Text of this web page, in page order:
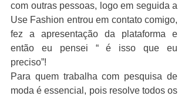
com outras pessoas, logo em seguida a
Use Fashion entrou em contato comigo,
fez a apresentação da plataforma e
então eu pensei “ é isso que eu
preciso”!
Para quem trabalha com pesquisa de
moda é essencial, pois resolve todos os